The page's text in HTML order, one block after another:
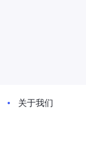
关于我们